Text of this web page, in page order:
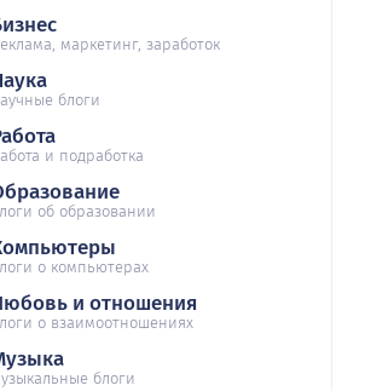
маркетинг, заработок
блоги
и подработка
об образовании
о компьютерах
и отношения
о взаимоотношениях
блоги